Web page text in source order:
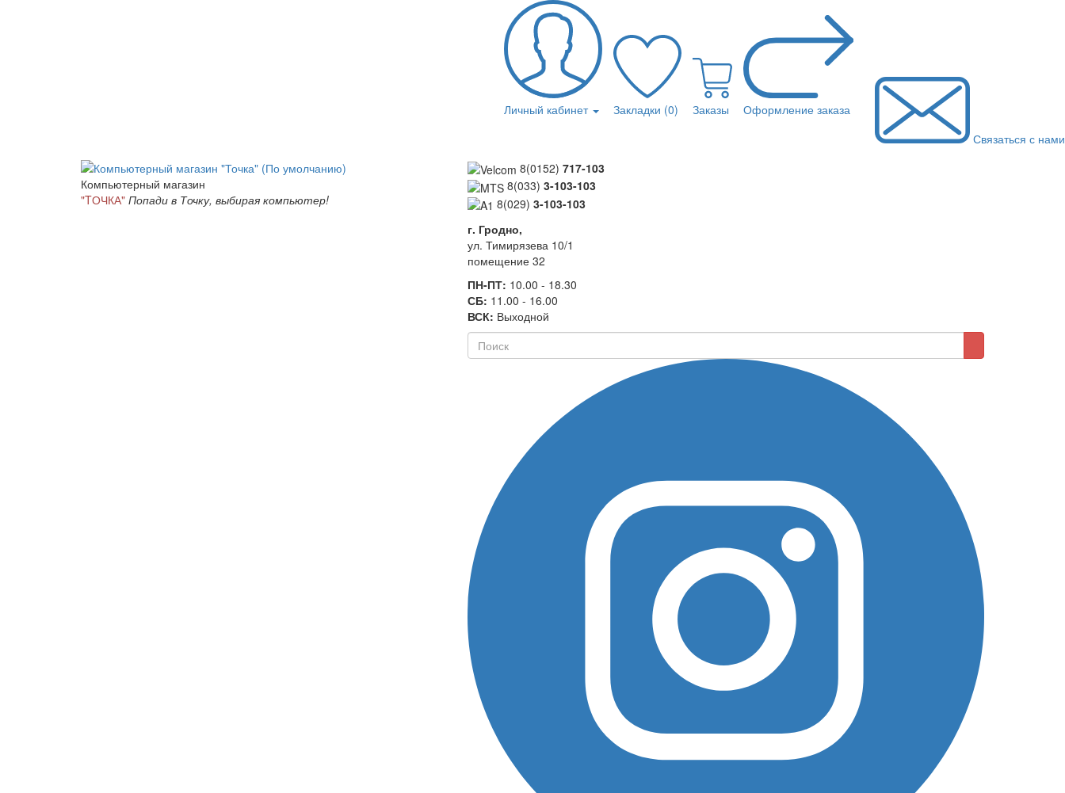
Личный кабинет Закладки (0) Заказы
Оформление заказа
Связаться с нами
Компьютерный магазин
"TОЧКА" Попади в Точку, выбирая компьютер!
8(0152) 717-103
8(033) 3-103-103
8(029) 3-103-103
г. Гродно,
ул. Тимирязева 10/1
помещение 32
ПН-ПТ: 10.00 - 18.30
СБ: 11.00 - 16.00
ВСК: Выходной